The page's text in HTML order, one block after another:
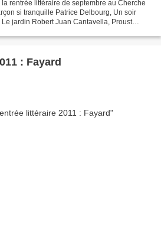
rentrée littéraire de septembre au Cherche
si tranquille Patrice Delbourg, Un soir
jardin Robert Juan Cantavella, Proust
: Fayard